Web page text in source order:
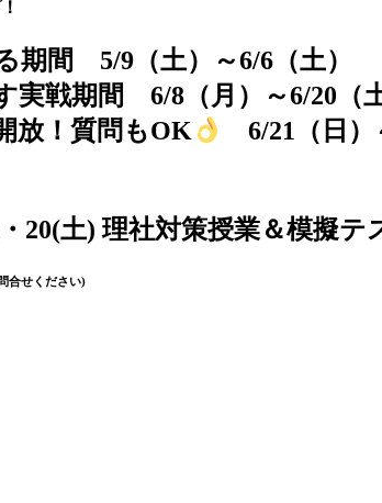
間 5/9（土）～6/6（土）
戦期間 6/8（月）～6/20（土
放！質問もOK
6/21（日）
20(土) 理社対策授業＆模擬テ
合せください)